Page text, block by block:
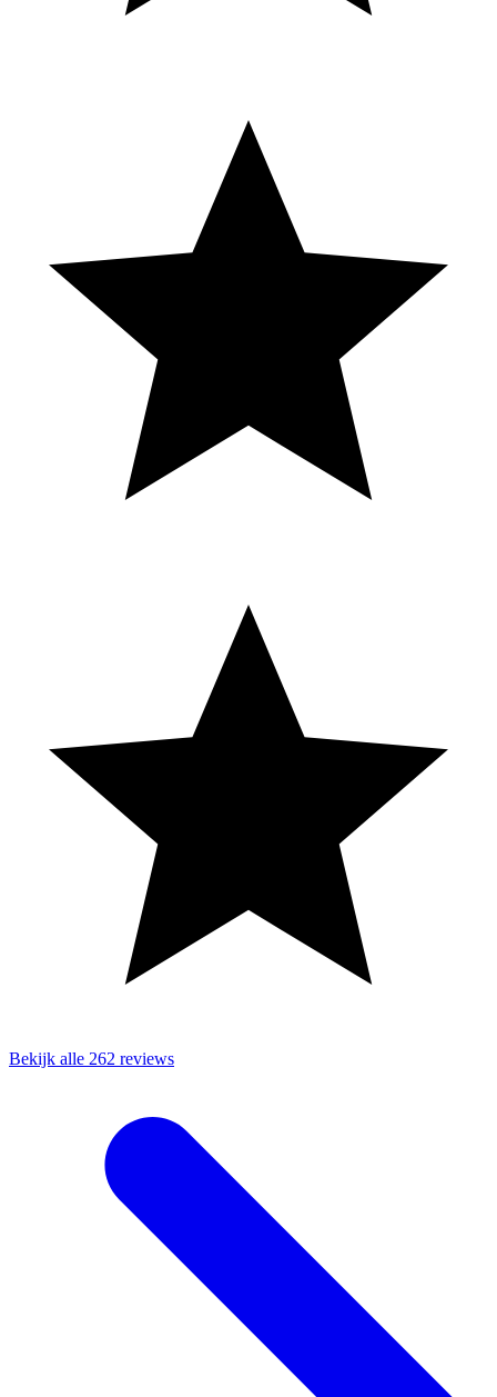
Bekijk alle 262 reviews